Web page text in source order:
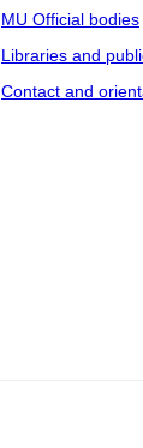
MU Official bodies
Libraries and
Contact and